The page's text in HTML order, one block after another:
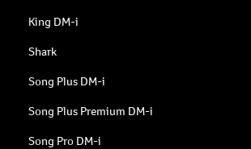
King DM-i
Shark
Song Plus DM-i
Song Plus Premium DM-i
Song Pro DM-i